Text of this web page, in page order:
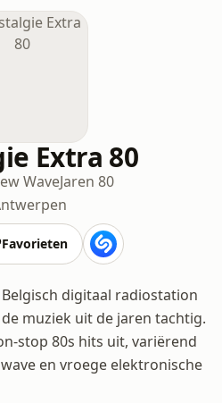
Extra 80
WaveJaren 80
Favorieten
digitaal radiostation
muziek uit de jaren tachtig.
stop 80s hits uit, variërend
en vroege elektronische